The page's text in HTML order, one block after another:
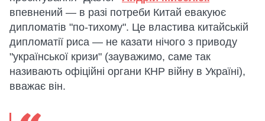
впевнений — в разі потреби Китай евакуює
дипломатів "по-тихому". Це властива китайській
дипломатії риса — не казати нічого з приводу
"української кризи" (зауважимо, саме так
називають офіційні органи КНР війну в Україні),
вважає він.